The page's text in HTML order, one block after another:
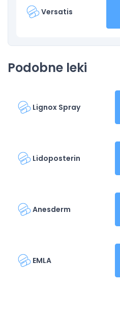
Versatis
Podobne leki
Lignox Spray
Lidoposterin
Anesderm
EMLA